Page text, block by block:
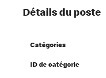
Détails du poste
Catégories
ID de catégorie